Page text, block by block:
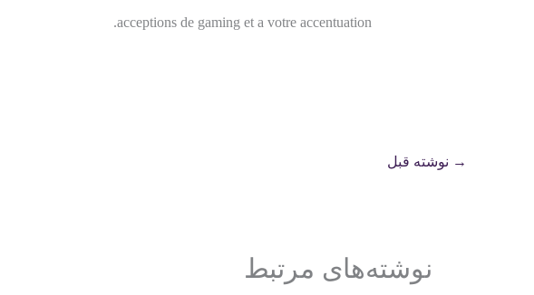
acceptions de gaming et a votre accentuation.
→ نوشته قبل
نوشته‌های مرتبط